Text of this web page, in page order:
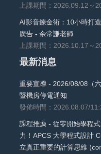
上課期間：2026.09.12～
AI影音鍊金術：10小時打
廣告 - 余常謙老師
上課期間：2026.10.17～
最新消息
重要宣導 - 2026/08/08（
暨機房停電通知
發佈時間：2026.08.07/
課程推薦 - 從零開始學程
力！APCS 大學程式設計
立真正重要的計算思維